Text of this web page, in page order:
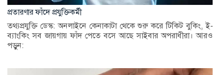
প্রতারণার ফাঁদে প্রযুক্তিকর্মী
তথ্যপ্রযুক্তি ডেস্ক: অনলাইনে কেনাকাটা থেকে শুরু করে টিকিট বুকিং, ই-
ব্যাংকিং সব জায়গায় ফাঁদ পেতে বসে আছে সাইবার অপরাধীরা। আরও
পড়ুন: